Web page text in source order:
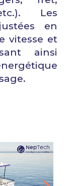
Les
en
vitesse et
ainsi